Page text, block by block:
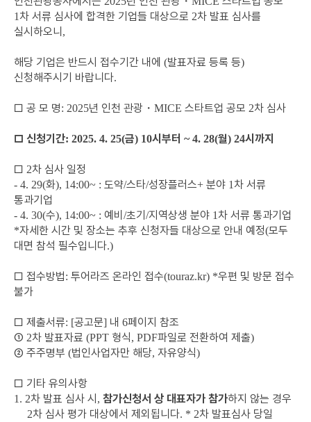
1차 서류 심사에 합격한 기업들 대상으로 2차 발표 심사를
실시하오니 ,
해당 기업은 반드시 접수기간 내에 (발표자료 등록 등)
신청해주시기 바랍니다.
□ 공 모 명: 2025년 인천 관광 ・ MICE 스타트업 공모 2차 심사
□ 신청기간: 2025. 4. 25(금) 10시부터 ~4. 28(월) 24시까지
□ 2차 심사 일정
- 4. 29(화), 14:00~ : 도약/스타/성장플러스+ 분야 1차 서류
통과기업
- 4. 30(수), 14:00~ : 예비 /초기 /지역상생 분야 1차 서류 통과기업
*자세한 시간 및 장소는 추후 신청자들 대상으로 안내 예정(모두
대면 참석 필수입니다.)
□ 접수방법: 투어라즈 온라인 접수(touraz.kr) *우편 및 방문 접수
불가
□ 제출서류: [공고문] 내 6페이지 참조
① 2차 발표자료 (PPT 형식, PDF파일로 전환하여 제출)
② 주주명부 (법인사업자만 해당, 자유양식)
□ 기타 유의사항
1. 2차 발표 심사 시 , 참가신청서 상 대표자가 참가하지 않는 경우
2차 심사 평가 대상에서 제외됩니다. * 2차 발표심사 당일